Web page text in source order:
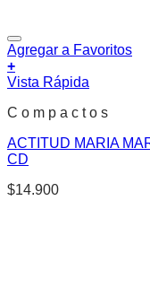
Agregar a Favoritos
+
Vista Rápida
C o m p a c t o s
ACTITUD MARIA
CD
$14.900